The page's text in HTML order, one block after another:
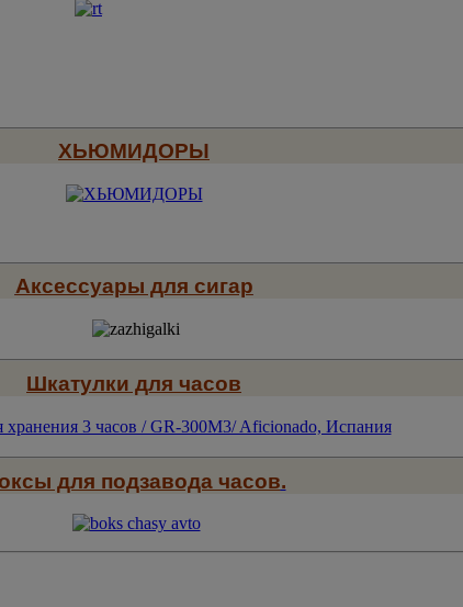
ХЬЮМИДОРЫ
Аксессуары для сигар
Шкатулки для часов
для подзавода часов.